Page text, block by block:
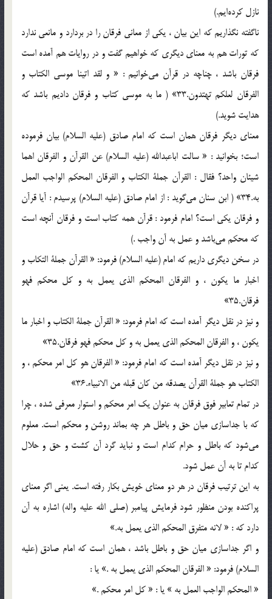
نازل كرده‌ايم.)
ناگفته نگذاريم كه اين بيان ، يكي از معاني فرقان را در بردارد و مانعي ندارد
كه تورات هم به معناي ديگري كه خواهيم گفت و در روايات هم آمده است
فرقان باشد ، چناچه در قرآن مي‌خوانيم : « و لقد اتينا موسي الكتاب و
الفرقان لعلكم تهتدون.33» ( ما به موسي كتاب و فرقان داديم باشد كه
هدايت شويد.)
معناي ديگر فرقان همان است كه امام صادق (علیه السلام) بيان فرموده
است؛ بخوانيد : « سالت اباعبدالله (علیه السلام) عن القرآن و الفرقان اهما
شيئان واحد؟ فقال : القرآن جملة الكتاب و الفرقان المحكم الواجب العمل
به.34» ( ابن سنان مي‌گويد : از امام صادق (علیه السلام) پرسيدم : آيا قرآن
و فرقان يكي است؟ امام فرمود : قرآن همه كتاب است و فرقان آنچه است
كه محكم مي‌باشد و عمل به آن واجب .)
در سخن ديگري داريم كه امام (علیه السلام) فرمود: «‌ القرآن جملة التكاب و
اخبار ما يكون ، و الفرقان المحكم الذي يعمل به و كل محكم فهو
فرقان.35»
و نيز در نقل ديگر آمده است كه امام فرمود: « القرآن جملة الكتاب و اخبار ما
يكون ، و الفرقان المحكم الذي يعمل به و كل محكم فهو فرقان.35»
و نيز در نقل ديگر آمده است كه امام فرمود: « الفرقان هو كل امر محكم ، و
الكتاب هو جملة القرآن يصدقه من كان قبله من الانبياء.36»
در تمام تعابير فوق فرقان به عنوان يك امر محكم و استوار معرفي شده ، چرا
كه با جداسازي ميان حق و باطل هر چه بماند روشن و محكم است. معلوم
مي‌شود كه باطل و حرام كدام است و نبايد گرد آن كشت و حق و حلال
كدام تا به آن عمل شود.
به اين ترتيب فرقان در هر دو معناي خويش بكار رفته است. يعني اگر معناي
پراكنده بودن منظور شود فرمايش پيامبر (صلی الله علیه واله) اشاره به آن
دارد كه : « لانه متفرق المحكم الذي يعمل به.»
و اگر جداسازي ميان حق و باطل باشد ، همان است كه امام صادق (علیه
السلام) فرمود: « الفرقان المحكم الذي يعمل به .» يا :
« المحكم الواجب العمل به » يا : « كل امر محكم .»